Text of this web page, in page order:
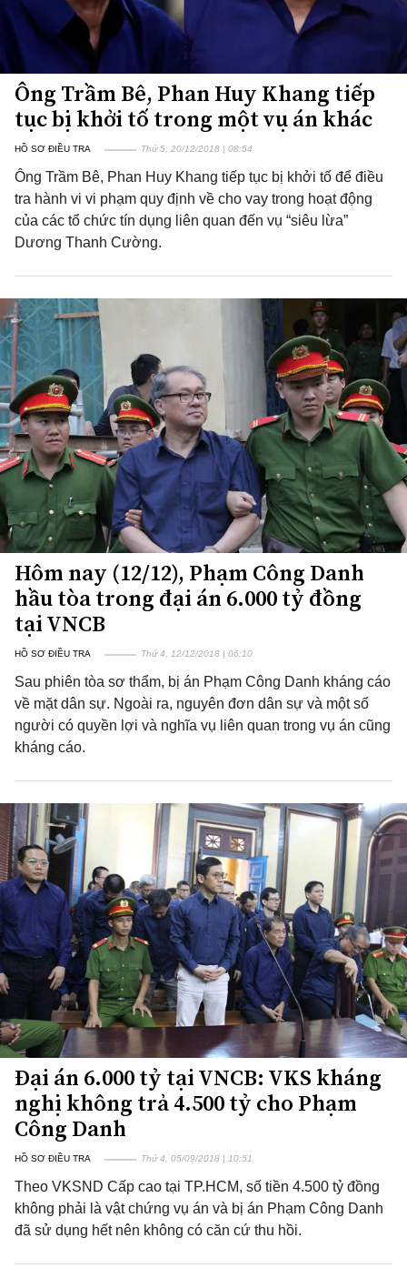
Ông Trầm Bê, Phan Huy Khang tiếp
tục bị khởi tố trong một vụ án khác
HỒ SƠ ĐIỀU TRA Thứ 5, 20/12/2018 | 08:54
Ông Trầm Bê, Phan Huy Khang tiếp tục bị khởi tố để điều
tra hành vi vi phạm quy định về cho vay trong hoạt động
của các tổ chức tín dụng liên quan đến vụ “siêu lừa”
Dương Thanh Cường.
Hôm nay (12/12), Phạm Công Danh
hầu tòa trong đại án 6.000 tỷ đồng
tại VNCB
HỒ SƠ ĐIỀU TRA Thứ 4, 12/12/2018 | 06:10
Sau phiên tòa sơ thẩm, bị án Phạm Công Danh kháng cáo
về mặt dân sự. Ngoài ra, nguyên đơn dân sự và một số
người có quyền lợi và nghĩa vụ liên quan trong vụ án cũng
kháng cáo.
Đại án 6.000 tỷ tại VNCB: VKS kháng
nghị không trả 4.500 tỷ cho Phạm
Công Danh
HỒ SƠ ĐIỀU TRA Thứ 4, 05/09/2018 | 10:51
Theo VKSND Cấp cao tại TP.HCM, số tiền 4.500 tỷ đồng
không phải là vật chứng vụ án và bị án Phạm Công Danh
đã sử dụng hết nên không có căn cứ thu hồi.